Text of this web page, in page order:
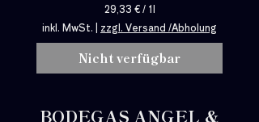
29,33 € / 1l
2
9
,
3
inkl. MwSt. | zzgl. Versand /Abholung
Nicht verfügbar
BODEGAS ANGEL &